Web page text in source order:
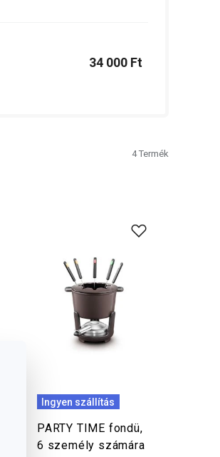
34 000 Ft
4Termék
Ingyen szállítás
PARTY TIME fondü,
6 személy számára